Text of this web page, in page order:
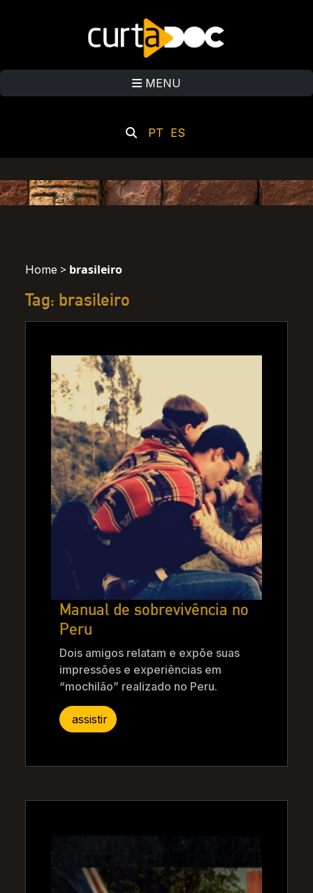
MENU
PT ES
Home > brasileiro
Tag: brasileiro
Manual de sobrevivência no
Peru
Dois amigos relatam e expõe suas
impressões e experiências em
“mochilão” realizado no Peru.
assistir